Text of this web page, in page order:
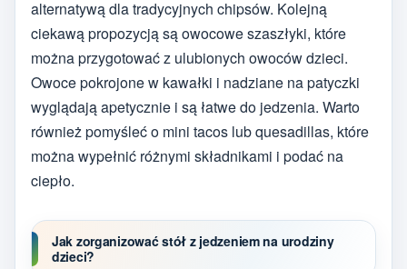
alternatywą dla tradycyjnych chipsów. Kolejną
ciekawą propozycją są owocowe szaszłyki, które
można przygotować z ulubionych owoców dzieci.
Owoce pokrojone w kawałki i nadziane na patyczki
wyglądają apetycznie i są łatwe do jedzenia. Warto
również pomyśleć o mini tacos lub quesadillas, które
można wypełnić różnymi składnikami i podać na
ciepło.
Jak zorganizować stół z jedzeniem na urodziny
dzieci?